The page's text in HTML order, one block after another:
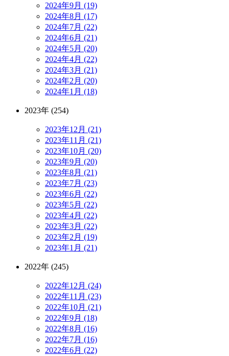
2024年9月 (19)
2024年8月 (17)
2024年7月 (22)
2024年6月 (21)
2024年5月 (20)
2024年4月 (22)
2024年3月 (21)
2024年2月 (20)
2024年1月 (18)
2023年 (254)
2023年12月 (21)
2023年11月 (21)
2023年10月 (20)
2023年9月 (20)
2023年8月 (21)
2023年7月 (23)
2023年6月 (22)
2023年5月 (22)
2023年4月 (22)
2023年3月 (22)
2023年2月 (19)
2023年1月 (21)
2022年 (245)
2022年12月 (24)
2022年11月 (23)
2022年10月 (21)
2022年9月 (18)
2022年8月 (16)
2022年7月 (16)
2022年6月 (22)